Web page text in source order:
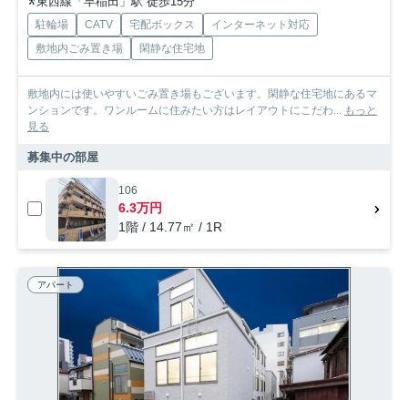
駐輪場 CATV 宅配ボックス
インターネット対応
敷地内ごみ置き場
閑静な住宅地
敷地内には使いやすいごみ置き場もございます。閑静な住宅地にあるマ
ンションです。ワンルームに住みたい方はレイアウトにこだわ... もっと
見る
募集中の部屋
106
6.3万円
1階 / 14.77㎡ / 1R
アパート